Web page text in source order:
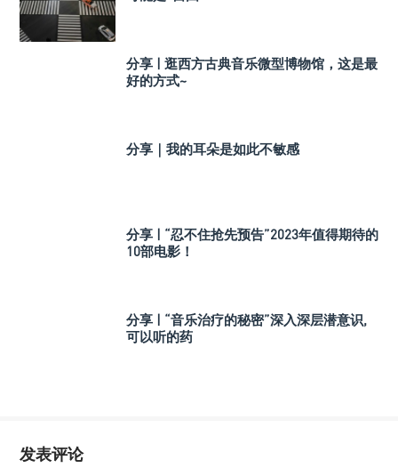
分享 | 逛西方古典音乐微型博物馆，这是最
好的方式~
分享｜我的耳朵是如此不敏感
分享 | “忍不住抢先预告”2023年值得期待的
10部电影！
分享 | “音乐治疗的秘密”深入深层潜意识,
可以听的药
发表评论